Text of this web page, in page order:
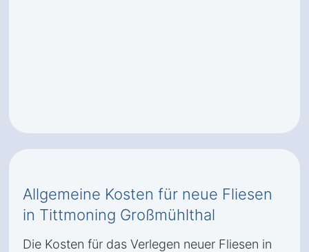
Allgemeine Kosten für neue Fliesen
in Tittmoning Großmühlthal
Die Kosten für das Verlegen neuer Fliesen in